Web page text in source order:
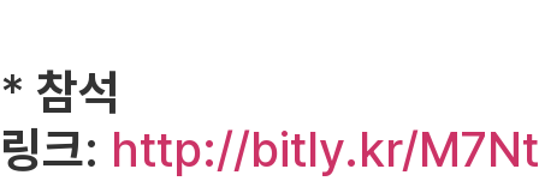
* 참석
링크: http://bitly.kr/M7Nt